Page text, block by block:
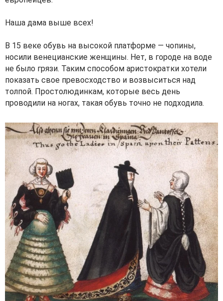
Наша дама выше всех!
В 15 веке обувь на высокой платформе — чопины,
носили венецианские женщины. Нет, в городе на воде
не было грязи. Таким способом аристократки хотели
показать свое превосходство и возвыситься над
толпой. Простолюдинкам, которые весь день
проводили на ногах, такая обувь точно не подходила.